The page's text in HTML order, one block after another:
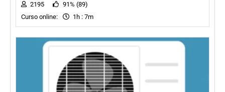
2195
91% (89)
Curso online:
1h : 7m